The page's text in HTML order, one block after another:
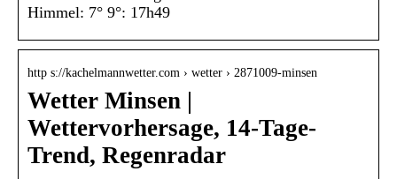
Himmel: 7° 9°: 17h49
http s://kachelmannwetter.com › wetter › 2871009-minsen
Wetter Minsen |
Wettervorhersage, 14-Tage-
Trend, Regenradar